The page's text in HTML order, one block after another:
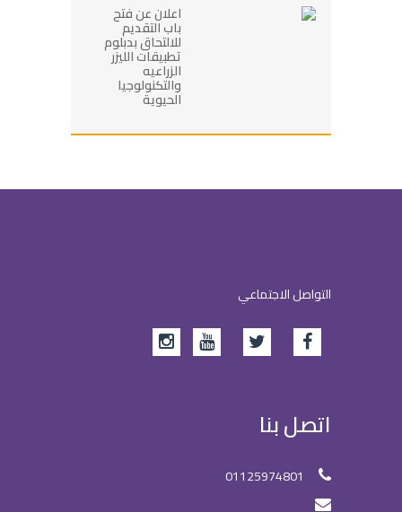
اعلان عن فتح
باب التقديم
للالتحاق بدبلوم
تطبيقات الليزر
الزراعيه
والتكنولوجيا
الحيوية
التواصل الاجتماعي
اتصل بنا
01125974801